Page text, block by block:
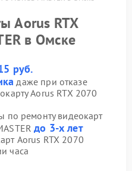
Aorus RTX
в Омске
руб.
даже при отказе
Aorus RTX 2070
по ремонту видеокарт
до 3-х лет
Aorus RTX 2070
часа